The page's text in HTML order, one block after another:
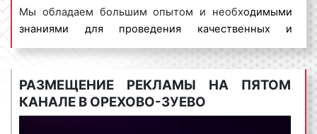
Мы обладаем большим опытом и необходимыми
знаниями для проведения качественных и
эффективных рекламных кампаний на ТВ. Для
получения коммерческого предложения по
размещению рекламы на телевидении в Орехово-
Зуево и Московской области необходимо
обращаться по телефону:8 800 201-23-74 или
РАЗМЕЩЕНИЕ РЕКЛАМЫ НА ПЯТОМ
КАНАЛЕ В ОРЕХОВО-ЗУЕВО